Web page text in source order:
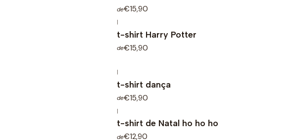
de€15,90
|
t-shirt Harry Potter
de€15,90
|
t-shirt dança
de€15,90
|
t-shirt de Natal ho ho ho
de€12,90